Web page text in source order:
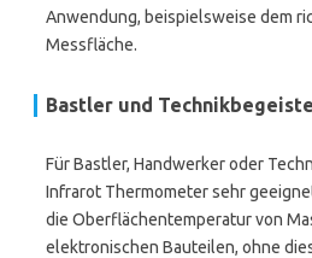
Anwendung, beispielsweise dem
Messfläche.
Bastler und
Für Bastler, Handwerker oder
Infrarot Thermometer sehr
die Oberflächentemperatur von
elektronischen Bauteilen, ohne